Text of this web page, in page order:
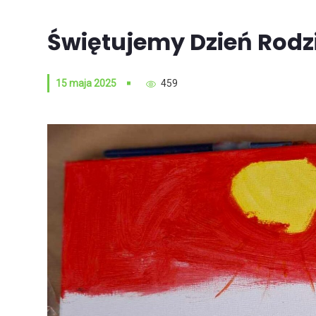
Świętujemy Dzień
15 maja 2025 459